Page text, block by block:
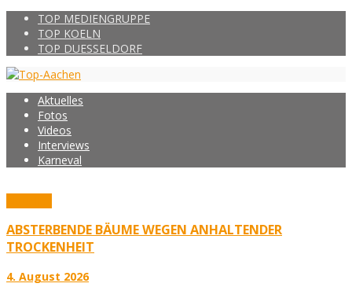
TOP MEDIENGRUPPE
TOP KOELN
TOP DUESSELDORF
Aktuelles
Fotos
Videos
Interviews
Karneval
ABSTERBENDE BÄUME WEGEN ANHALTENDER
TROCKENHEIT
4. August 2026